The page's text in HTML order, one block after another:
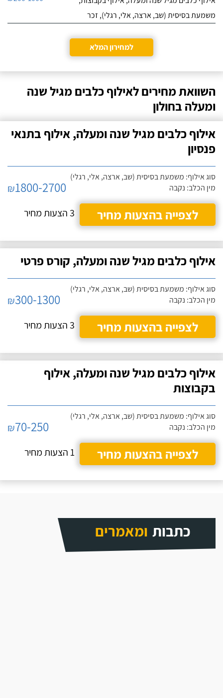
משמעת בסיסית (שב, ארצה, אלי, רגלי), זכר
למחירון המלא
השוואת מחירים לאילוף כלבים מגיל שנה
ומעלה בחולון
אילוף כלבים מגיל שנה ומעלה, אילוף בתנאי
פנסיון
סוג אילוף: משמעת בסיסית (שב, ארצה, אלי, רגלי)
מין הכלב: נקבה
₪1800-2700
לצפייה בהצעות מחיר
3 הצעות מחיר
אילוף כלבים מגיל שנה ומעלה, קורס פרטי
סוג אילוף: משמעת בסיסית (שב, ארצה, אלי, רגלי)
מין הכלב: נקבה
₪300-1300
לצפייה בהצעות מחיר
3 הצעות מחיר
אילוף כלבים מגיל שנה ומעלה, אילוף
בקבוצות
סוג אילוף: משמעת בסיסית (שב, ארצה, אלי, רגלי)
מין הכלב: נקבה
₪70-250
לצפייה בהצעות מחיר
1 הצעות מחיר
כתבות ומאמרים